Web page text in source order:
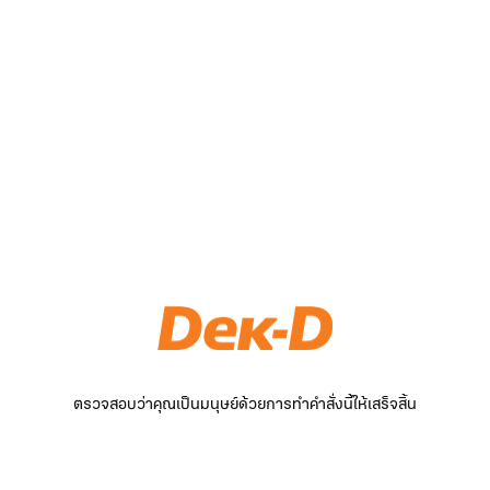
ตรวจสอบว่าคุณเป็นมนุษย์ด้วยการทำคำสั่งนี้ให้เสร็จสิ้น